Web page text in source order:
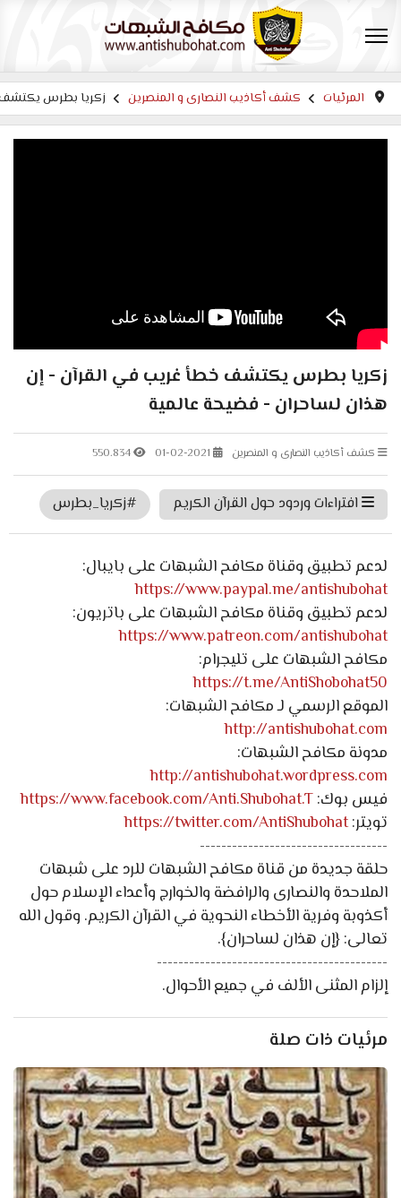
المرئيات كشف أكاذيب النصارى و المنصرين زكريا بطرس يكتشف
زكريا بطرس يكتشف خطأ غريب في القرآن - إن
هذان لساحران - فضيحة عالمية
كشف أكاذيب النصارى و المنصرين 01-02-2021
550.834
افتراءات وردود حول القرآن الكريم #زكريا_بطرس
لدعم تطبيق وقناة مكافح الشبهات على بايبال:
https://www.paypal.me/antishubohat
لدعم تطبيق وقناة مكافح الشبهات على باتريون:
https://www.patreon.com/antishubohat
مكافح الشبهات على تليجرام:
https://t.me/AntiShobohat50
الموقع الرسمي لـ مكافح الشبهات:
http://antishubohat.com
مدونة مكافح الشبهات:
http://antishubohat.wordpress.com
فيس بوك:https://www.facebook.com/Anti.Shubohat.T
تويتر:https://twitter.com/AntiShubohat
-----------------------------------
حلقة جديدة من قناة مكافح الشبهات للرد على شبهات
الملاحدة والنصارى والرافضة والخوارج وأعداء الإسلام حول
أكذوبة وفرية الأخطاء النحوية في القرآن الكريم. وقول الله
تعالى: {إن هذان لساحران}.
-------------------------------------------
إلزام المثنى الألف في جميع الأحوال.
مرئيات ذات صلة